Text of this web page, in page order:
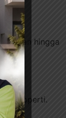
hingga
properti.